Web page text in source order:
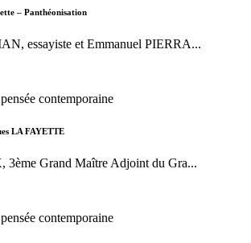
– Panthéonisation
essayiste et Emmanuel PIERRA...
contemporaine
LA FAYETTE
Grand Maître Adjoint du Gra...
contemporaine